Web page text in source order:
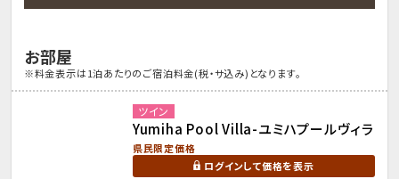
お部屋
※料金表示は1泊あたりのご宿泊料金(税・サ込み)となります。
ツイン
Yumiha Pool Villa-ユミハプールヴィラ
県民限定価格
ログインして価格を表示